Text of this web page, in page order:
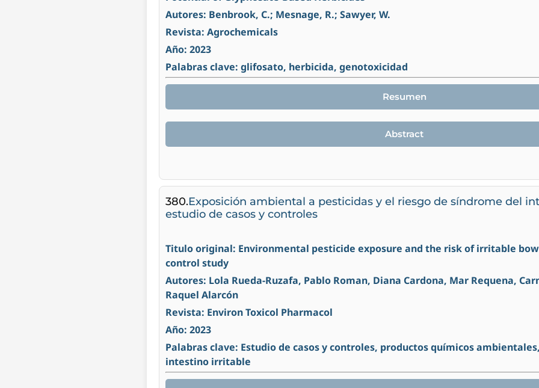
Autores: Benbrook, C.; Mesnage, R.; Sawyer, W.
Revista: Agrochemicals
Año: 2023
Palabras clave: glifosato, herbicida, genotoxicidad
Resumen
Abstract
380.Exposición ambiental a pesticidas y el riesgo de síndrome del
estudio de casos y controles
Titulo original: Environmental pesticide exposure and the risk of irritable
control study
Autores: Lola Rueda-Ruzafa, Pablo Roman, Diana Cardona, Mar Requena,
Raquel Alarcón
Revista: Environ Toxicol Pharmacol
Año: 2023
Palabras clave: Estudio de casos y controles, productos químicos
intestino irritable